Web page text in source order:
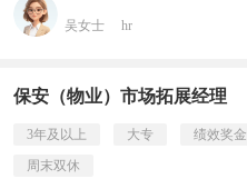
吴女士 hr
保安（物业）市场拓展经理
3年及以上 大专 绩效奖金
周末双休